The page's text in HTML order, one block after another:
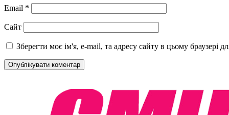
Email *
Сайт
Зберегти моє ім'я, e-mail, та адресу сайту в цьому браузері